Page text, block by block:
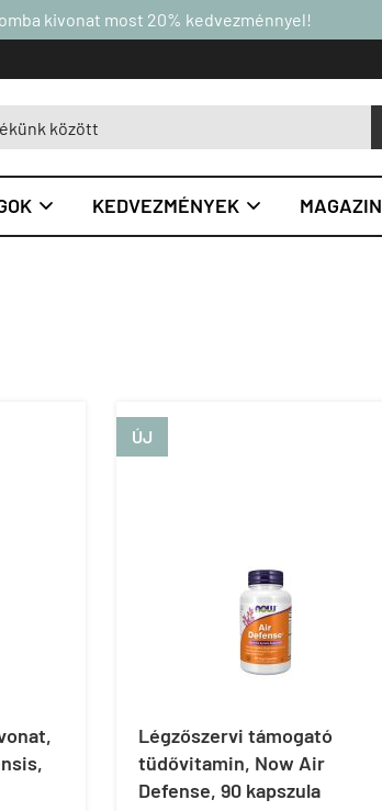
kivonat most 20% kedvezménnyel!
 KEDVEZMÉNYEK  MAGAZIN
ÚJ
Légzőszervi támogató
tüdővitamin, Now Air
Defense, 90 kapszula